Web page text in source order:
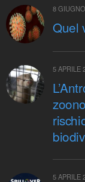
8
Quel
5 APRILE
5 APRILE